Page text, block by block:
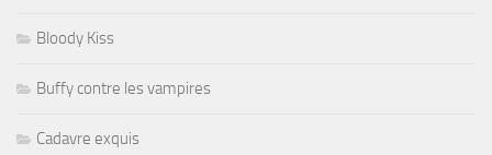
Bloody Kiss
Buffy contre les vampires
Cadavre exquis